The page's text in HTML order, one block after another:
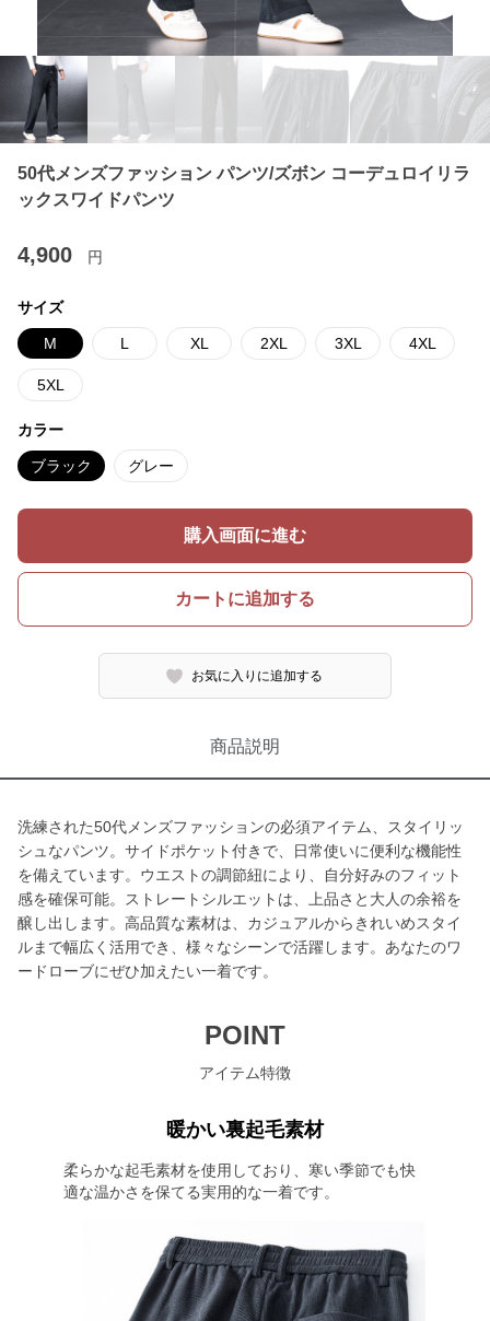
50代メンズファッション パンツ/ズボン コーデュロイリラ
ックスワイドパンツ
4,900 円
サイズ
M L XL 2XL 3XL 4XL
5XL
カラー
ブラック グレー
購入画面に進む
カートに追加する
お気に入りに追加する
商品説明
洗練された50代メンズファッションの必須アイテム、スタイリッ
シュなパンツ。サイドポケット付きで、日常使いに便利な機能性
を備えています。ウエストの調節紐により、自分好みのフィット
感を確保可能。ストレートシルエットは、上品さと大人の余裕を
醸し出します。高品質な素材は、カジュアルからきれいめスタイ
ルまで幅広く活用でき、様々なシーンで活躍します。あなたのワ
ードローブにぜひ加えたい一着です。
POINT
アイテム特徴
暖かい裏起毛素材
柔らかな起毛素材を使用しており、寒い季節でも快
適な温かさを保てる実用的な一着です。